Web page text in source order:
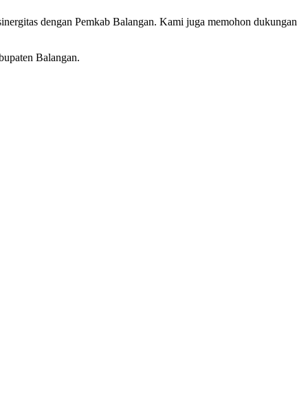
dengan Pemkab Balangan. Kami juga memohon dukungan
Balangan.